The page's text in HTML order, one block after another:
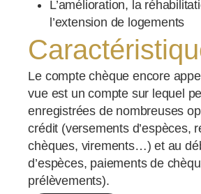
L’amélioration, la
l’extension de logements
Le compte chèque encore
vue est un compte sur lequel
enregistrées de nombreuses
crédit (versements d’espèces,
chèques, virements…) et au
d’espèces, paiements de
prélèvements).